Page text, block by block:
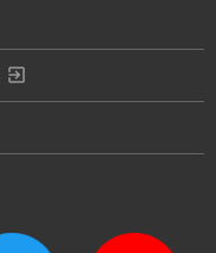
exit_to_app